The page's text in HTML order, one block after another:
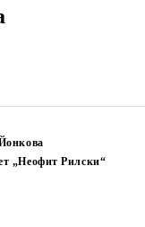
„Неофит Рилски“